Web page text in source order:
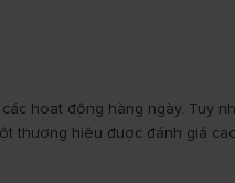
hoạt động hàng ngày. Tuy
thương hiệu được đánh giá